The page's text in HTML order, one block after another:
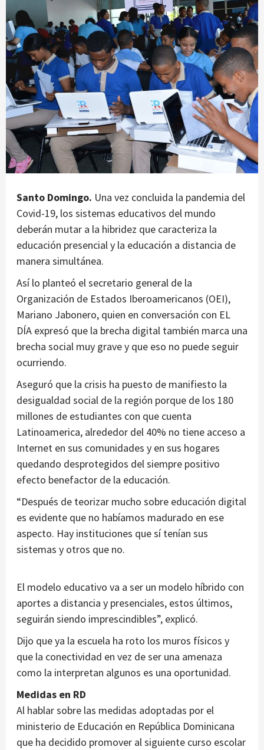
Santo Domingo. Una vez concluida la pandemia del
Covid-19, los sistemas educativos del mundo
deberán mutar a la hibridez que caracteriza la
educación presencial y la educación a distancia de
manera simultánea.
Así lo planteó el secretario general de la
Organización de Estados Iberoamericanos (OEI),
Mariano Jabonero, quien en conversación con EL
DÍA expresó que la brecha digital también marca una
brecha social muy grave y que eso no puede seguir
ocurriendo.
Aseguró que la crisis ha puesto de manifiesto la
desigualdad social de la región porque de los 180
millones de estudiantes con que cuenta
Latinoamerica, alrededor del 40% no tiene acceso a
Internet en sus comunidades y en sus hogares
quedando desprotegidos del siempre positivo
efecto benefactor de la educación.
“Después de teorizar mucho sobre educación digital
es evidente que no habíamos madurado en ese
aspecto. Hay instituciones que sí tenían sus
sistemas y otros que no.
El modelo educativo va a ser un modelo híbrido con
aportes a distancia y presenciales, estos últimos,
seguirán siendo imprescindibles”, explicó.
Dijo que ya la escuela ha roto los muros físicos y
que la conectividad en vez de ser una amenaza
como la interpretan algunos es una oportunidad.
Medidas en RD
Al hablar sobre las medidas adoptadas por el
ministerio de Educación en República Dominicana
que ha decidido promover al siguiente curso escolar